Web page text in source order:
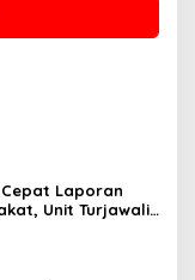
Laporan
Unit Turjawali